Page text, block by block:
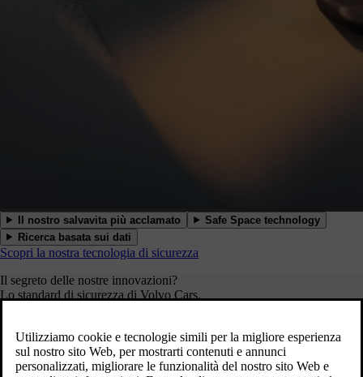
Il nostro salvavita più acclamato
Safe Space technology
Ricerca basata sui dati
Scopri la nostra tecnologia di sicurezza
Il segreto delle nostre innovazioni?
Lo standard di sicurezza di Volvo Cars.